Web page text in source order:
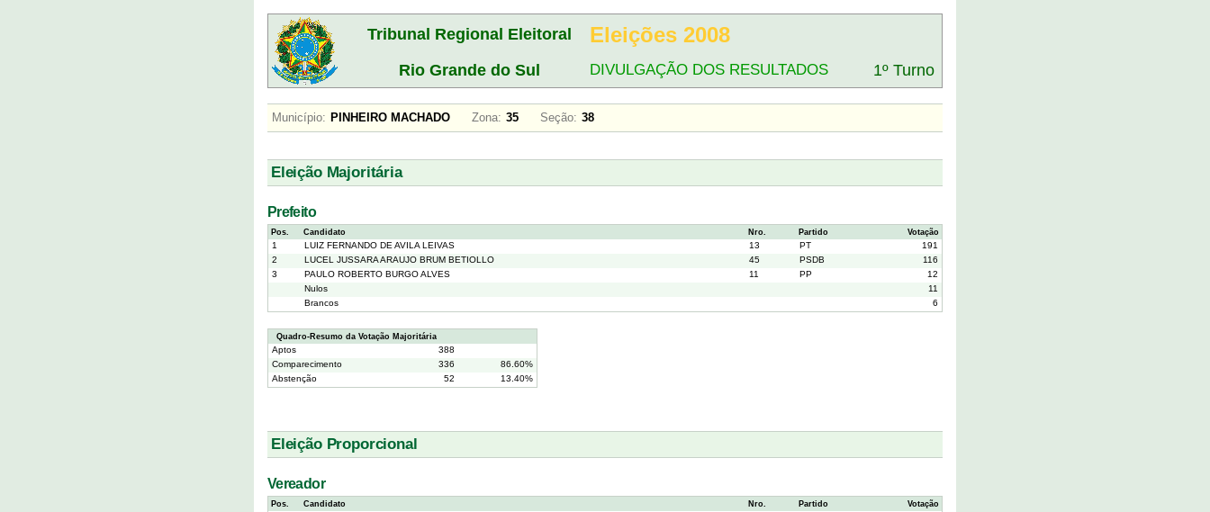
Tribunal Regional Eleitoral Eleições 2008
Rio Grande do Sul DIVULGAÇÃO DOS RESULTADOS 1º Turno
Município: PINHEIRO MACHADO Zona: 35 Seção: 38
Eleição Majoritária
Prefeito
Pos. Candidato Nro. Partido Votação
1 LUIZ FERNANDO DE AVILA LEIVAS 13 PT
191
2
LUCEL JUSSARA ARAUJO BRUM BETIOLLO 45 PSDB
116
3
PAULO ROBERTO BURGO ALVES 11 PP
12
Nulos
11
Brancos
6
Quadro-Resumo da Votação Majoritária
Aptos
388
Comparecimento
336
86.60%
Abstenção
52 13.40%
Eleição Proporcional
Vereador
Pos. Candidato Nro. Partido Votação